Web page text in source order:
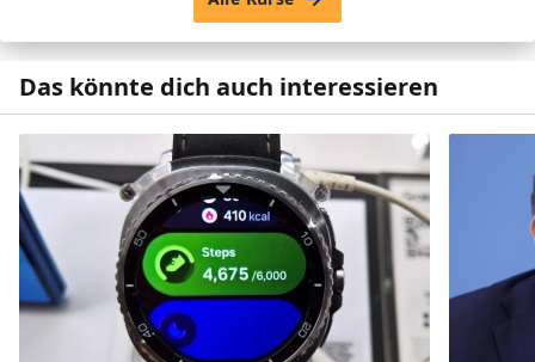
Das könnte dich auch interessieren